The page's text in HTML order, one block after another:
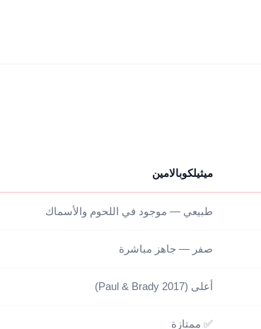
ميثيلكوبالامين
طبيعي — موجود في اللحوم والأسماك
صفر — جاهز مباشرة
أعلى (Paul & Brady 2017)
✅ ممتازة